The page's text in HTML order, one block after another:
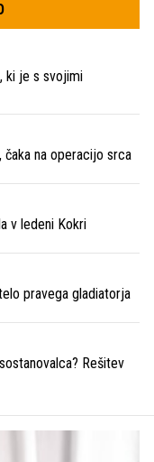
ki je s svojimi
čaka na operacijo srca
v ledeni Kokri
pravega gladiatorja
Rešitev